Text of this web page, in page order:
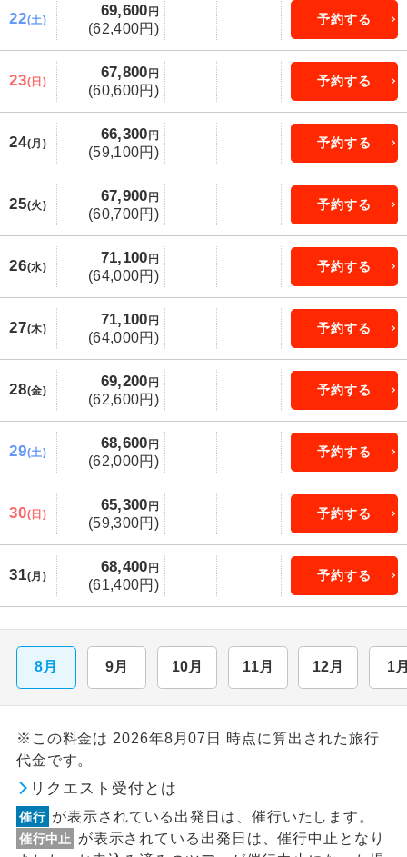
22(土)
69,600 円
(62,400円)
予約する
23(日)
67,800 円
(60,600円)
予約する
24(月)
66,300 円
(59,100円)
予約する
25(火)
67,900 円
(60,700円)
予約する
26(水)
71,100 円
(64,000円)
予約する
27(木)
71,100 円
(64,000円)
予約する
28(金)
69,200 円
(62,600円)
予約する
29(土)
68,600 円
(62,000円)
予約する
30(日)
65,300 円
(59,300円)
予約する
31(月)
68,400 円
(61,400円)
予約する
8月 9月 10月 11月 12月 1
※この料金は 2026年8月07日 時点に算出された旅行
代金です。
リクエスト受付とは
催行 が表示されている出発日は、催行いたします。
催行中止
が表示されている出発日は、催行中止となり